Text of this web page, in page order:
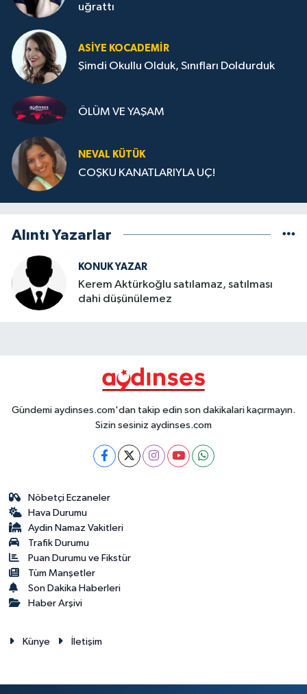
uğrattı
ASIYE KOCADEMİR
Şimdi Okullu Olduk, Sınıfları Doldurduk
ÖLÜM VE YAŞAM
NEVAL KÜTÜK
COŞKU KANATLARIYLA UÇ!
Alıntı Yazarlar
KONUK YAZAR
Kerem Aktürkoğlu satılamaz, satılması
dahi düşünülemez
Gündemi aydinses.com'dan takip edin son dakikalari kaçırmayın.
Sizin sesiniz aydinses.com
Nöbetçi Eczaneler
Hava Durumu
Aydin Namaz Vakitleri
Trafik Durumu
Puan Durumu ve Fikstür
Tüm Manşetler
Son Dakika Haberleri
Haber Arşivi
Künye İletişim